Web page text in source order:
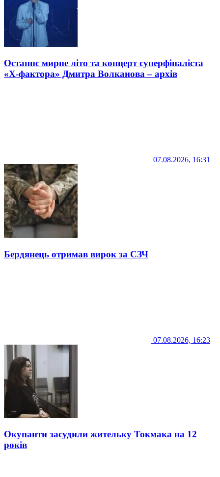
Останнє мирне літо та концерт суперфіналіста
«Х-фактора» Дмитра Волканова – архів
07.08.2026, 16:31
Бердянець отримав вирок за СЗЧ
07.08.2026, 16:23
Окупанти засудили жительку Токмака на 12
років